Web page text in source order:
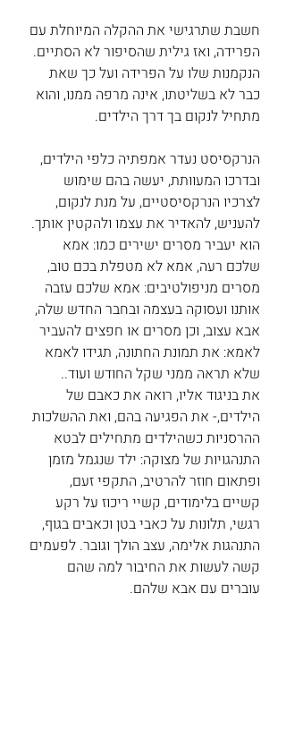
חשבת שתרגישי את ההקלה המיוחלת עם
הפרידה, ואז גילית שהסיפור לא הסתיים.
הנקמנות שלו על הפרידה ועל כך שאת
כבר לא בשליטתו, אינה מרפה ממנו, והוא
מתחיל לנקום בך דרך הילדים.
הנרקסיסט נעדר אמפתיה כלפי הילדים,
ובדרכו המעוותת, יעשה בהם שימוש
לצרכיו הנרקסיסטיים, על מנת לנקום,
להעניש, להאדיר את עצמו ולהקטין אותך.
הוא יעביר מסרים ישירים כמו: אמא
שלכם רעה, אמא לא מטפלת בכם טוב,
מסרים מניפולטיבים: אמא שלכם עזבה
אותנו ועסוקה בעצמה ובחבר החדש שלה,
אבא עצוב, וכן מסרים או חפצים להעביר
לאמא: את תמונת החתונה, תגידו לאמא
שלא תראה ממני שקל החודש ועוד..
את בניגוד אליו, רואה את כאבם של
הילדים,- את הפגיעה בהם, ואת ההשלכות
ההרסניות כשהילדים מתחילים לבטא
התנהגויות של מצוקה: ילד שנגמל מזמן
ופתאום חוזר להרטיב, התקפי זעם,
קשיים בלימודים, קשיי ריכוז על רקע
רגשי, תלונות על כאבי בטן וכאבים בגוף,
התנהגות אלימה, עצב הולך וגובר. לפעמים
קשה לעשות את החיבור למה שהם
עוברים עם אבא שלהם.